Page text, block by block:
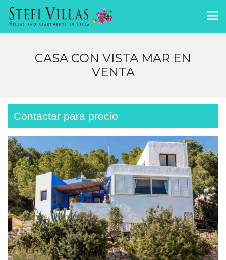
CASA CON VISTA MAR EN
VENTA
Contactar para precio